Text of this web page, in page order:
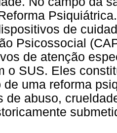
de
Psicossocial
de atenção
o SUS. Eles
de uma reforma
de abuso,